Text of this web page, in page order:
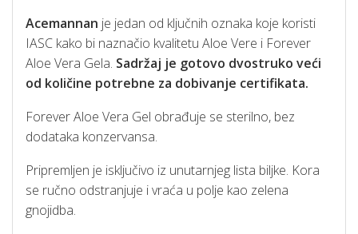
Acemannan je jedan od ključnih oznaka koje koristi
IASC kako bi naznačio kvalitetu Aloe Vere i Forever
Aloe Vera Gela. Sadržaj je gotovo dvostruko veći
od količine potrebne za dobivanje certifikata.
Forever Aloe Vera Gel obrađuje se sterilno, bez
dodataka konzervansa.
Pripremljen je isključivo iz unutarnjeg lista biljke. Kora
se ručno odstranjuje i vraća u polje kao zelena
gnojidba.